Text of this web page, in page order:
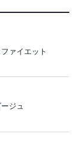
ァイエット
ジュ